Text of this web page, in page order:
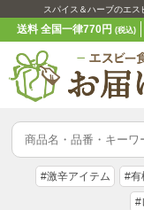
スパイス＆ハーブのエス
送料 全国一律770円(税込)
#激辛アイテム #有
#